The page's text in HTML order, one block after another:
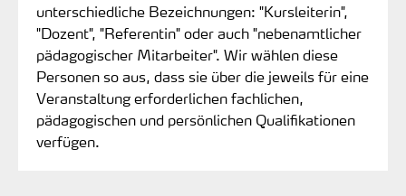
unterschiedliche Bezeichnungen: "Kursleiterin",
"Dozent", "Referentin" oder auch "nebenamtlicher
pädagogischer Mitarbeiter". Wir wählen diese
Personen so aus, dass sie über die jeweils für eine
Veranstaltung erforderlichen fachlichen,
pädagogischen und persönlichen Qualifikationen
verfügen.